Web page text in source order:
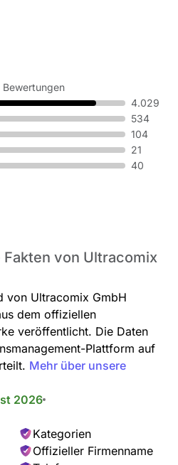
4.029
534
104
21
40
von Ultracomix
von Ultracomix GmbH
dem offiziellen
veröffentlicht. Die Daten
Plattform auf
Mehr über unsere
2026
Kategorien
Offizieller Firmenname